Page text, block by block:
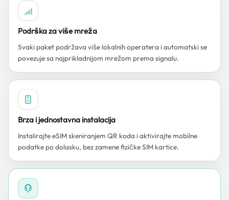
Podrška za više mreža
Svaki paket podržava više lokalnih operatera i automatski se
povezuje sa najprikladnijom mrežom prema signalu.
Brza i jednostavna instalacija
Instalirajte eSIM skeniranjem QR koda i aktivirajte mobilne
podatke po dolasku, bez zamene fizičke SIM kartice.